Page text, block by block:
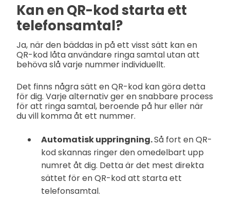
Kan en QR-kod starta ett
telefonsamtal?
Ja, när den bäddas in på ett visst sätt kan en
QR-kod låta användare ringa samtal utan att
behöva slå varje nummer individuellt.
Det finns några sätt en QR-kod kan göra detta
för dig. Varje alternativ ger en snabbare process
för att ringa samtal, beroende på hur eller när
du vill komma åt ett nummer.
Automatisk uppringning.Så fort en QR-
kod skannas ringer den omedelbart upp
numret åt dig. Detta är det mest direkta
sättet för en QR-kod att starta ett
telefonsamtal.